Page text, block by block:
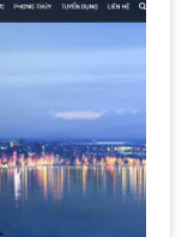
xây dựng
người mua.